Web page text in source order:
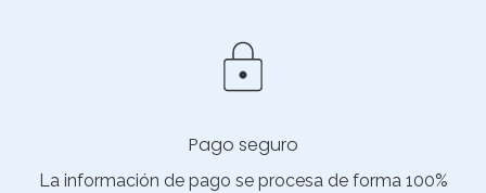
Pago seguro
La información de pago se procesa de forma 100%